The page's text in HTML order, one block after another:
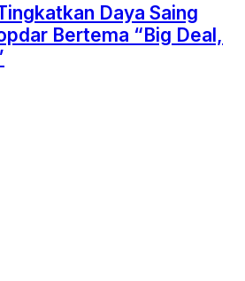
Daya Saing
Bertema “Big Deal,